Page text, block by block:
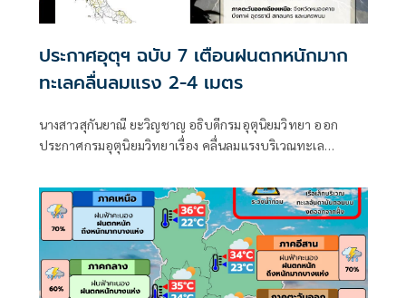
ประกาศอุตุฯ ฉบับ 7 เตือนฝนตกหนักมาก
ทะเลคลื่นลมแรง 2-4 เมตร
นางสาวสุกันยาณี ยะวิญชาญ อธิบดีกรมอุตุนิยมวิทยา ออก
ประกาศกรมอุตุนิยมวิทยาเรื่อง คลื่นลมแรงบริเวณทะเล
มากบริเวณประเทศไทย